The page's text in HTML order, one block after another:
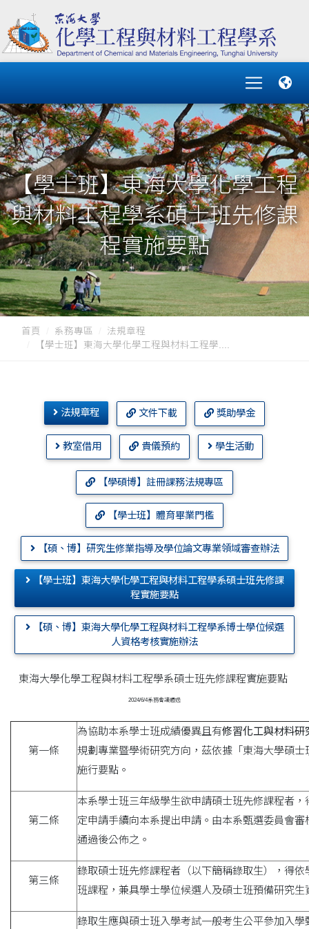
【學士班】東海大學化學工程
與材料工程學系碩士班先修課
程實施要點
首頁 系務專區
法規章程
【學士班】東海大學化學工程與材料工程學....
法規章程 文件下載 獎助學金
教室借用 貴儀預約 學生活動
【學碩博】註冊課務法規專區
【學士班】體育畢業門檻
【碩、博】研究生修業指導及學位論文專業領域審查辦法
【學士班】東海大學化學工程與材料工程學系碩士班先修課
程實施要點
【碩、博】東海大學化學工程與材料工程學系博士學位候選
人資格考核實施辦法
東海大學化學工程與材料工程學系碩士班先修課程實施要點
2024/6/4系務會議通過
第一條
為協助本系學士班成績優異且有修習化工與材料研
規劃專業暨學術研究方向，茲依據「東海大學碩
施行要點。
第二條
本系學士班三年級學生欲申請碩士班先修課程者
定申請手續向本系提出申請。由本系甄選委員會
通過後公佈之。
第三條
錄取碩士班先修課程者（以下簡稱錄取生），得
班課程，兼具學士學位候選人及碩士班預備研究生
錄取生應與碩士班入學考試一般考生公平參加入